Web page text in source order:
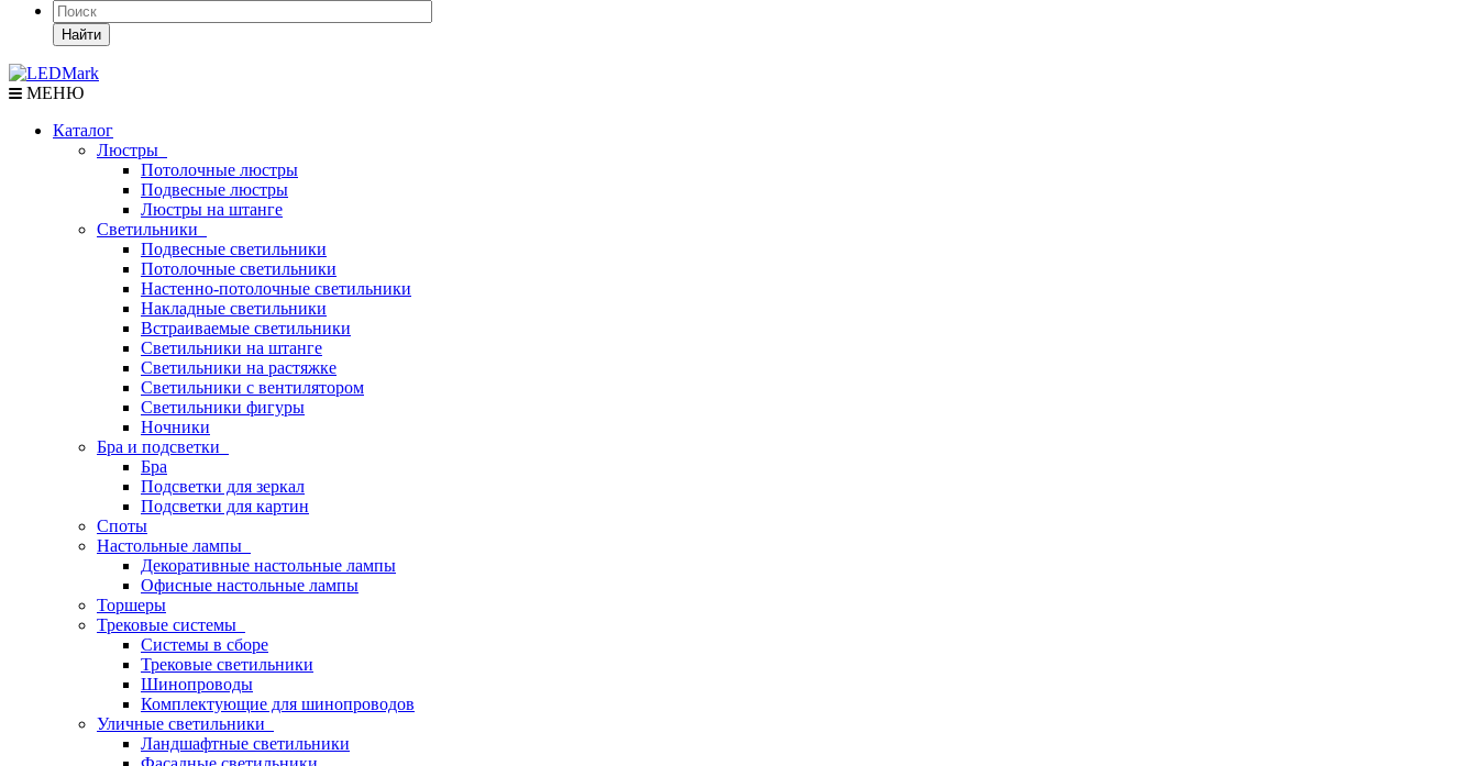
Найти
МЕНЮ
Каталог
Люстры
Потолочные люстры
Подвесные люстры
Люстры на штанге
Светильники
Подвесные светильники
Потолочные светильники
Настенно-потолочные светильники
Накладные светильники
Встраиваемые светильники
Светильники на штанге
Светильники на растяжке
Светильники с вентилятором
Светильники фигуры
Ночники
Бра и подсветки
Бра
Подсветки для зеркал
Подсветки для картин
Споты
Настольные лампы
Декоративные настольные лампы
Офисные настольные лампы
Торшеры
Трековые системы
Системы в сборе
Трековые светильники
Шинопроводы
Комплектующие для шинопроводов
Уличные светильники
Ландшафтные светильники